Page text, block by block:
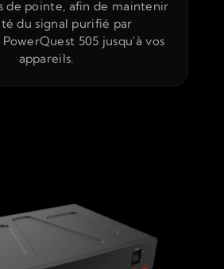
de pointe, afin de maintenir
du signal purifié par
505 jusqu'à vos
appareils.